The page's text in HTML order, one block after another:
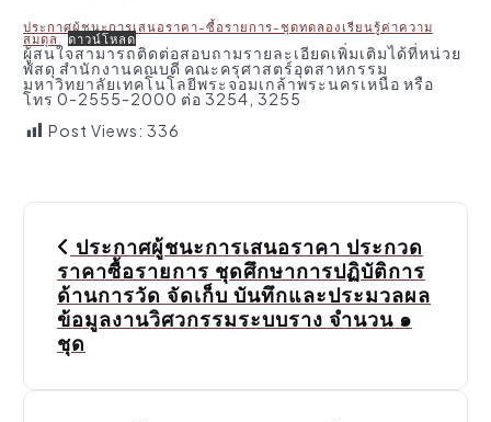
ประกาศผู้ชนะการเสนอราคา-ซื้อรายการ-ชุดทดลองเรียนรู้ค่าความ
สมดุล ดาวน์โหลด
ผู้สนใจสามารถติดต่อสอบถามรายละเอียดเพิ่มเติมได้ที่หน่วย
พัสดุ สำนักงานคณบดี คณะครุศาสตร์อุตสาหกรรม
มหาวิทยาลัยเทคโนโลยีพระจอมเกล้าพระนครเหนือ หรือ
โทร 0-2555-2000 ต่อ 3254, 3255
Post Views: 336
ประกาศผู้ชนะการเสนอราคา ประกวด
ราคาซื้อรายการ ชุดศึกษาการปฏิบัติการ
ด้านการวัด จัดเก็บ บันทึกและประมวลผล
ข้อมูลงานวิศวกรรมระบบราง จำนวน ๑
ชุด